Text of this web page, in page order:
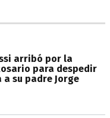
arribó por la
para despedir
su padre Jorge